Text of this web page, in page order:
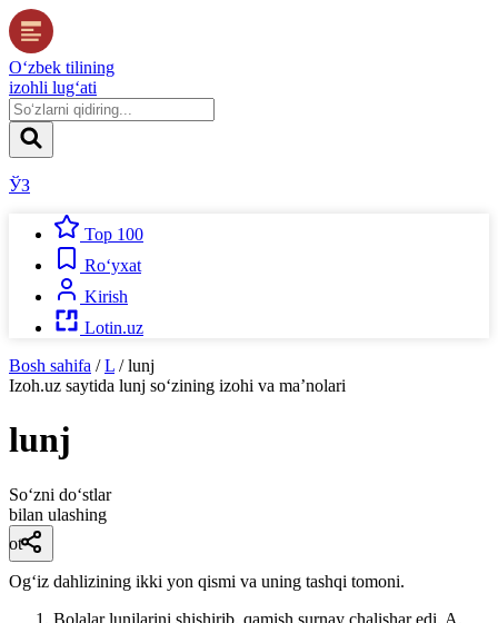
O‘zbek tilining
izohli lug‘ati
ЎЗ
Top 100
Ro‘yxat
Kirish
Lotin.uz
Bosh sahifa / L / lunj
Izoh.uz saytida lunj so‘zining izohi va ma’nolari
lunj
So‘zni do‘stlar
bilan ulashing
ot
Ogʻiz dahlizining ikki yon qismi va uning tashqi tomoni.
Bolalar lunjlarini shishirib, qamish surnay chalishar edi. A.